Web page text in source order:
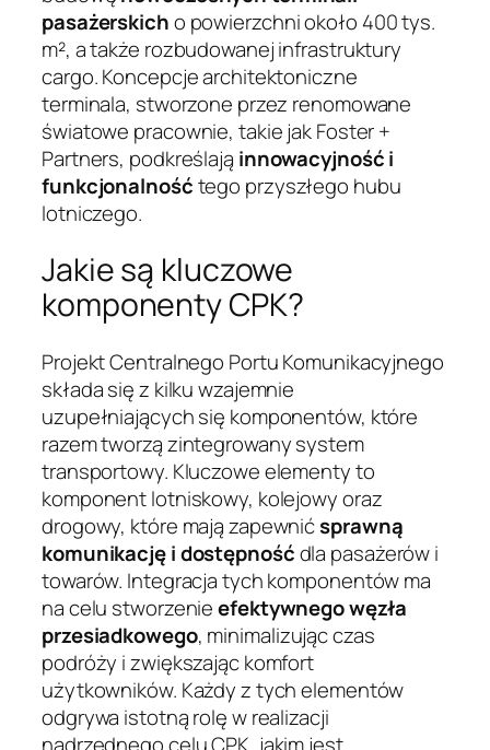
pasażerskicho powierzchni około 400 tys.
m², a także rozbudowanej infrastruktury
cargo. Koncepcje architektoniczne
terminala, stworzone przez renomowane
światowe pracownie, takie jak Foster +
Partners, podkreślają innowacyjność i
funkcjonalnośćtego przyszłego hubu
lotniczego.
Jakie są kluczowe
komponenty CPK?
Projekt Centralnego Portu Komunikacyjnego
składa się z kilku wzajemnie
uzupełniających się komponentów, które
razem tworzą zintegrowany system
transportowy. Kluczowe elementy to
komponent lotniskowy, kolejowy oraz
drogowy, które mają zapewnićsprawną
komunikację i dostępnośćdla pasażerów i
towarów. Integracja tych komponentów ma
na celu stworzenieefektywnego węzła
przesiadkowego, minimalizując czas
podróży i zwiększając komfort
użytkowników. Każdy z tych elementów
odgrywa istotną rolę w realizacji